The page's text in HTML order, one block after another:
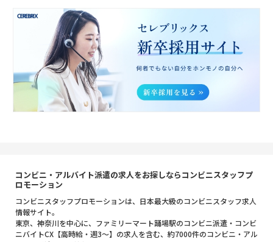
コンビニ・アルバイト派遣の求人をお探しならコンビニスタッフプ
ロモーション
コンビニスタッフプロモーションは、日本最大級のコンビニスタッフ求人
情報サイト。
東京、神奈川を中心に、ファミリーマート踊場駅のコンビニ派遣・コンビ
ニバイトCX【高時給・週3～】の求人を含む、約7000件のコンビニ・アル